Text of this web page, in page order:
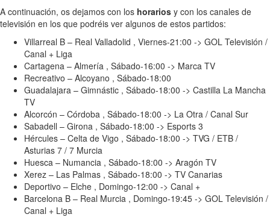
A continuación, os dejamos con los horarios y con los canales de
televisión en los que podréis ver algunos de estos partidos:
Villarreal B – Real Valladolid , Viernes-21:00 -> GOL Televisión /
Canal + Liga
Cartagena – Almería , Sábado-16:00 -> Marca TV
Recreativo – Alcoyano , Sábado-18:00
Guadalajara – Gimnástic , Sábado-18:00 -> Castilla La Mancha
TV
Alcorcón – Córdoba , Sábado-18:00 -> La Otra / Canal Sur
Sabadell – Girona , Sábado-18:00 -> Esports 3
Hércules – Celta de Vigo , Sábado-18:00 -> TVG / ETB /
Asturias 7 / 7 Murcia
Huesca – Numancia , Sábado-18:00 -> Aragón TV
Xerez – Las Palmas , Sábado-18:00 -> TV Canarias
Deportivo – Elche , Domingo-12:00 -> Canal +
Barcelona B – Real Murcia , Domingo-19:45 -> GOL Televisión /
Canal + Liga